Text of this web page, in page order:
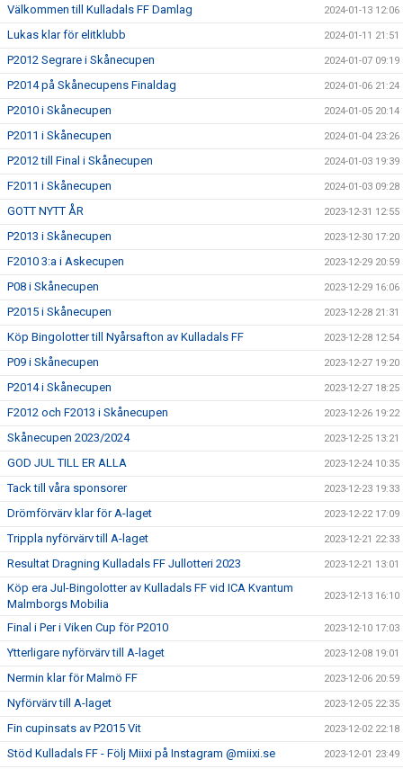
Välkommen till Kulladals FF Damlag 2024-01-13 12:06
Lukas klar för elitklubb 2024-01-11 21:51
P2012 Segrare i Skånecupen 2024-01-07 09:19
P2014 på Skånecupens Finaldag 2024-01-06 21:24
P2010 i Skånecupen 2024-01-05 20:14
P2011 i Skånecupen 2024-01-04 23:26
P2012 till Final i Skånecupen 2024-01-03 19:39
F2011 i Skånecupen 2024-01-03 09:28
GOTT NYTT ÅR 2023-12-31 12:55
P2013 i Skånecupen 2023-12-30 17:20
F2010 3:a i Askecupen 2023-12-29 20:59
P08 i Skånecupen 2023-12-29 16:06
P2015 i Skånecupen 2023-12-28 21:31
Köp Bingolotter till Nyårsafton av Kulladals FF 2023-12-28 12:54
P09 i Skånecupen 2023-12-27 19:20
P2014 i Skånecupen 2023-12-27 18:25
F2012 och F2013 i Skånecupen 2023-12-26 19:22
Skånecupen 2023/2024 2023-12-25 13:21
GOD JUL TILL ER ALLA 2023-12-24 10:35
Tack till våra sponsorer 2023-12-23 19:33
Drömförvärv klar för A-laget 2023-12-22 17:09
Trippla nyförvärv till A-laget 2023-12-21 22:33
Resultat Dragning Kulladals FF Jullotteri 2023 2023-12-21 13:01
Köp era Jul-Bingolotter av Kulladals FF vid ICA Kvantum
Malmborgs Mobilia
2023-12-13 16:10
Final i Per i Viken Cup för P2010 2023-12-10 17:03
Ytterligare nyförvärv till A-laget 2023-12-08 19:01
Nermin klar för Malmö FF 2023-12-06 20:59
Nyförvärv till A-laget 2023-12-05 22:35
Fin cupinsats av P2015 Vit 2023-12-02 22:18
Stöd Kulladals FF - Följ Miixi på Instagram @miixi.se 2023-12-01 23:49